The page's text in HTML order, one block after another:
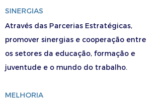
SINERGIAS
Através das Parcerias Estratégicas,
promover sinergias e cooperação entre
os setores da educação, formação e
juventude e o mundo do trabalho.
MELHORIA